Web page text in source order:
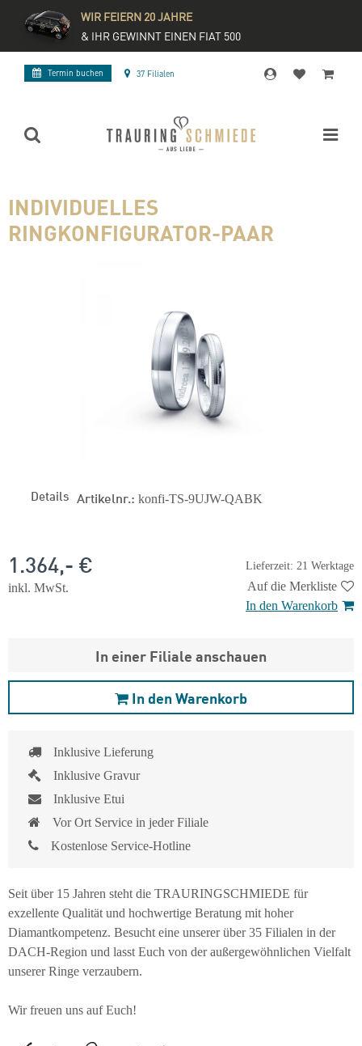
WIR FEIERN 20 JAHRE
& IHR GEWINNT EINEN FIAT 500
Termin buchen 37 Filialen
INDIVIDUELLES
RINGKONFIGURATOR-PAAR
Details Artikelnr.: konfi-TS-9UJW-QABK
Lieferzeit: 21 Werktage
1.364,- €
inkl. MwSt.
Auf die Merkliste
In den Warenkorb
In einer Filiale anschauen
In den Warenkorb
Inklusive Lieferung
Inklusive Gravur
Inklusive Etui
Vor Ort Service in jeder Filiale
Kostenlose Service-Hotline
Seit über 15 Jahren steht die TRAURINGSCHMIEDE für
exzellente Qualität und hochwertige Beratung mit hoher
Diamantkompetenz. Besucht eine unserer über 35 Filialen in der
DACH-Region und lasst Euch von der außergewöhnlichen Vielfalt
unserer Ringe verzaubern.
Wir freuen uns auf Euch!